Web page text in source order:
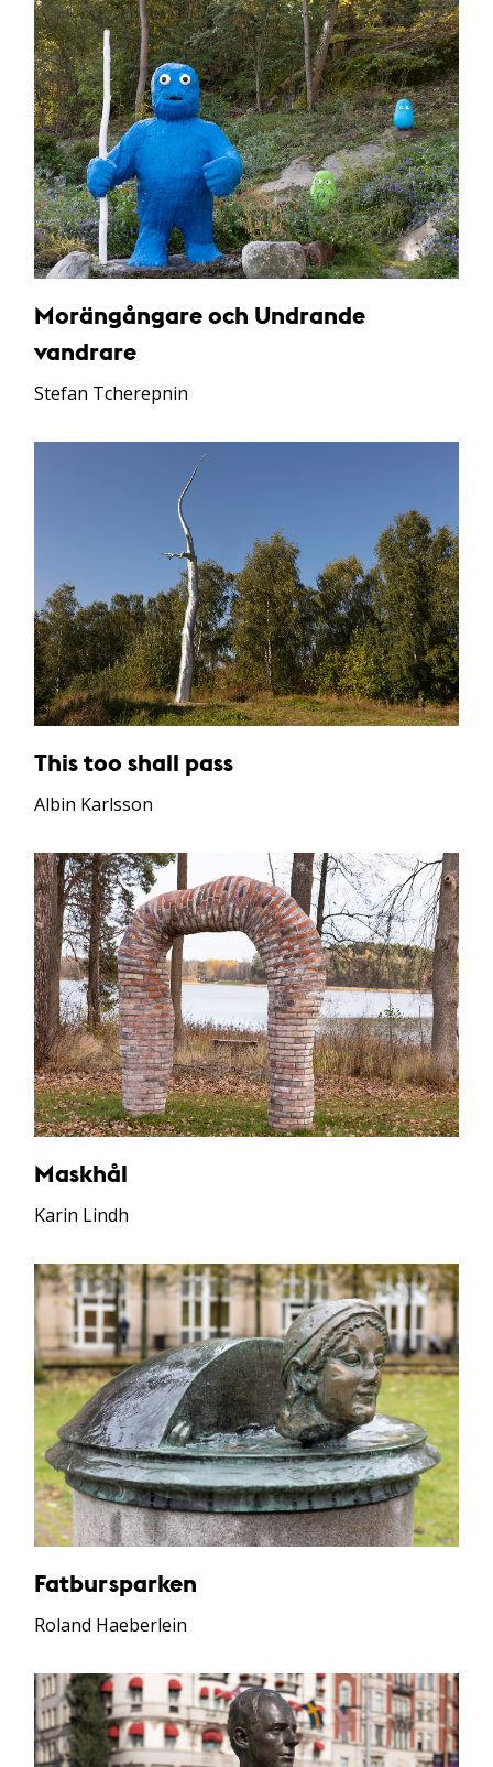
Morängångare och Undrande
vandrare
Stefan Tcherepnin
This too shall pass
Albin Karlsson
Maskhål
Karin Lindh
Fatbursparken
Roland Haeberlein